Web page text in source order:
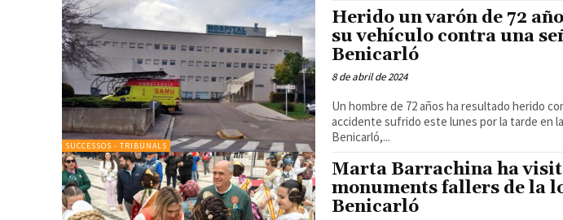
SUCCESSOS - TRIBUNALS
Herido un varón de 72
su vehículo contra una
Benicarló
8 de abril de 2024
Un hombre de 72 años ha resultado herido
accidente sufrido este lunes por la tarde en
Benicarló,...
Marta Barrachina ha
monuments fallers de la
Benicarló